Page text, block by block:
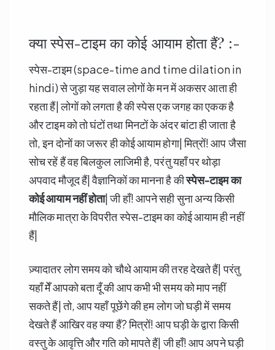
क्या स्पेस-टाइम का कोई आयाम होता हैं? :-
स्पेस-टाइम (space-time and time dilation in
hindi) से जुड़ा यह सवाल लोगों के मन में अकसर आता ही
रहता हैं| लोगों को लगता है की स्पेस एक जगह का एकक है
और टाइम को तो घंटों तथा मिनटों के अंदर बांटा ही जाता है
तो, इन दोनों का जरूर ही कोई आयाम होगा| मित्रों! आप जैसा
सोच रहें हैं वह बिलकुल लाजिमी है, परंतु यहाँ पर थोड़ा
अपवाद मौजूद हैं| वैज्ञानिकों का मानना है कीस्पेस-टाइम का
कोई आयाम नहीं होता| जी हाँ! आपने सही सुना अन्य किसी
मौलिक मात्रा के विपरीत स्पेस-टाइम का कोई आयाम ही नहीं
हैं|
ज़्यादातर लोग समय को चौथे आयाम की तरह देखते हैं| परंतु
यहाँ मेँ आपको बता दूँ की आप कभी भी समय को माप नहीं
सकते हैं| तो, आप यहाँ पूछेंगे की हम लोग जो घड़ी में समय
देखते हैं आखिर वह क्या हैं? मित्रों! आप घड़ी के द्वारा किसी
वस्तु के आवृत्ति और गति को मापते हैं| जी हाँ! आप अपने घड़ी